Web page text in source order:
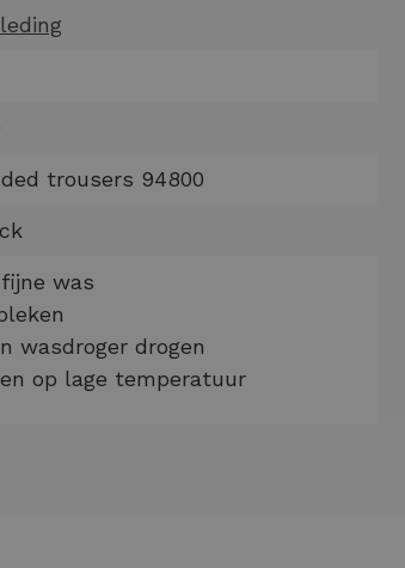
trousers 94800
was
wasdroger drogen
op lage temperatuur